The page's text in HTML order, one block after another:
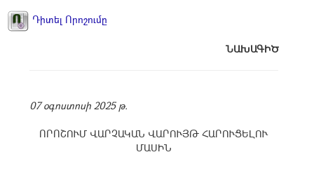
Դիտել Որոշումը
ՆԱԽԱԳԻԾ
07 օգոստոսի 2025 թ.
ՈՐՈՇՈՒՄ ՎԱՐՉԱԿԱՆ ՎԱՐՈՒՅԹ ՀԱՐՈՒՑԵԼՈՒ
ՄԱՍԻՆ